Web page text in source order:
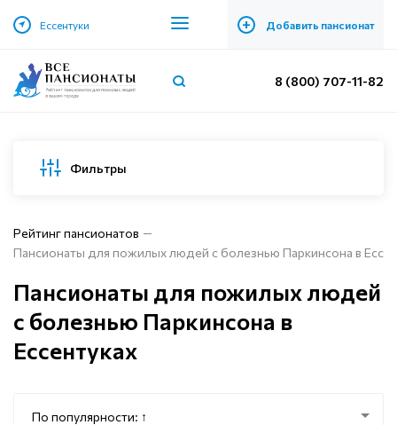
Ессентуки + Добавить пансионат
8 (800) 707-11-82
Фильтры
Рейтинг пансионатов
Пансионаты для пожилых людей с болезнью Паркинсона в
Пансионаты для пожилых людей
с болезнью Паркинсона в
Ессентуках
По популярности: ↑